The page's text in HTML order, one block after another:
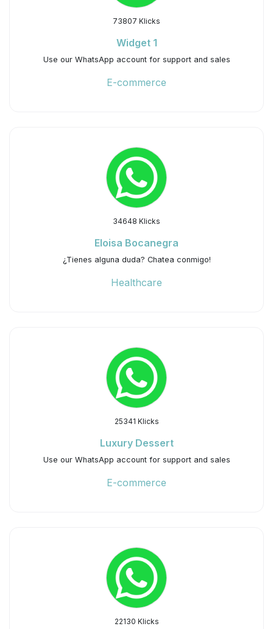
73807 Klicks
Widget 1
Use our WhatsApp account for support and sales
E-commerce
34648 Klicks
Eloisa Bocanegra
¿Tienes alguna duda? Chatea conmigo!
Healthcare
25341 Klicks
Luxury Dessert
Use our WhatsApp account for support and sales
E-commerce
22130 Klicks